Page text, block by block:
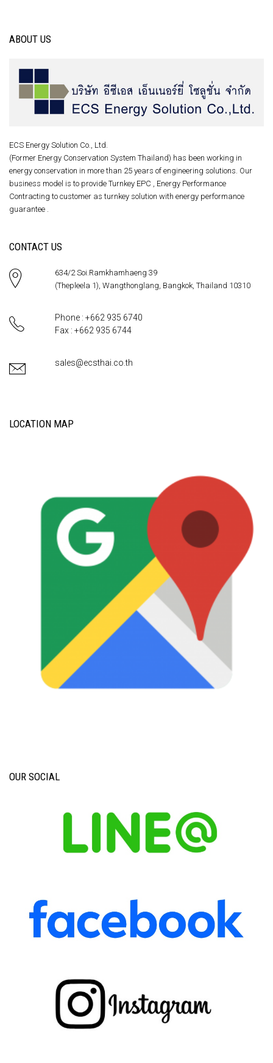
ABOUT US
ECS Energy Solution Co., Ltd.
(Former Energy Conservation System Thailand) has been working in
energy conservation in more than 25 years of engineering solutions. Our
business model is to provide Turnkey EPC , Energy Performance
Contracting to customer as turnkey solution with energy performance
guarantee .
CONTACT US
634/2 Soi.Ramkhamhaeng 39
(Thepleela 1), Wangthonglang, Bangkok, Thailand 10310
Phone : +662 935 6740
Fax : +662 935 6744
sales@ecsthai.co.th
LOCATION MAP
OUR SOCIAL